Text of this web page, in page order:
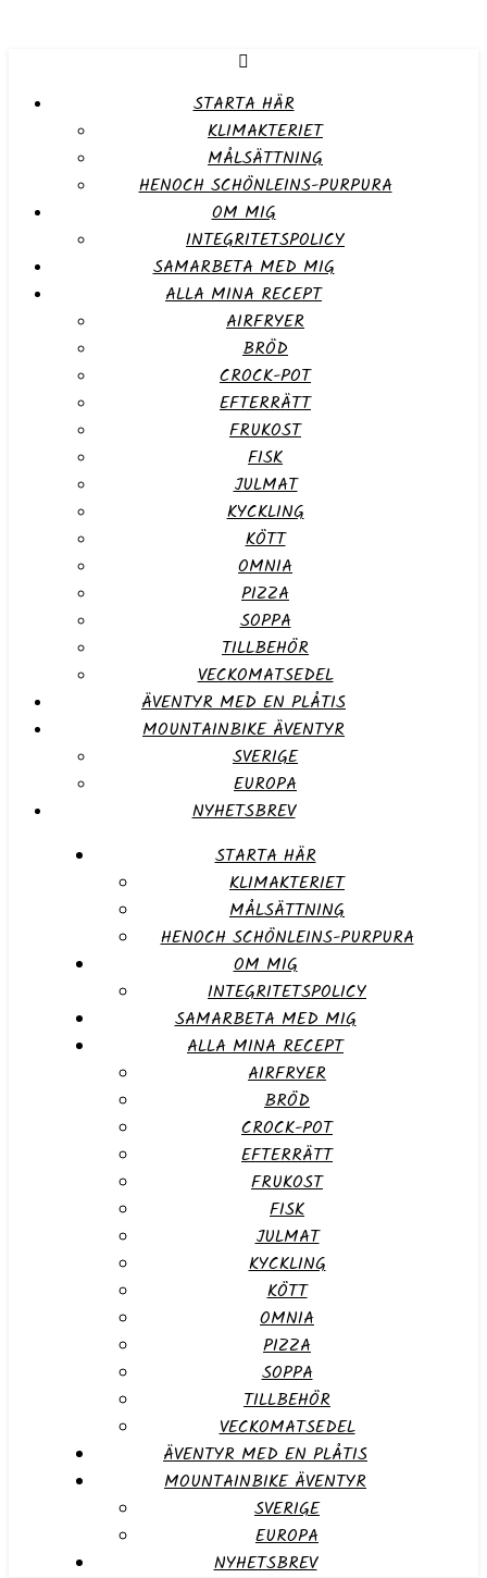
STARTA HÄR
KLIMAKTERIET
MÅLSÄTTNING
HENOCH SCHÖNLEINS-PURPURA
OM MIG
INTEGRITETSPOLICY
SAMARBETA MED MIG
ALLA MINA RECEPT
AIRFRYER
BRÖD
CROCK-POT
EFTERRÄTT
FRUKOST
FISK
JULMAT
KYCKLING
KÖTT
OMNIA
PIZZA
SOPPA
TILLBEHÖR
VECKOMATSEDEL
ÄVENTYR MED EN PLÅTIS
MOUNTAINBIKE ÄVENTYR
SVERIGE
EUROPA
NYHETSBREV
STARTA HÄR
KLIMAKTERIET
MÅLSÄTTNING
HENOCH SCHÖNLEINS-PURPURA
OM MIG
INTEGRITETSPOLICY
SAMARBETA MED MIG
ALLA MINA RECEPT
AIRFRYER
BRÖD
CROCK-POT
EFTERRÄTT
FRUKOST
FISK
JULMAT
KYCKLING
KÖTT
OMNIA
PIZZA
SOPPA
TILLBEHÖR
VECKOMATSEDEL
ÄVENTYR MED EN PLÅTIS
MOUNTAINBIKE ÄVENTYR
SVERIGE
EUROPA
NYHETSBREV